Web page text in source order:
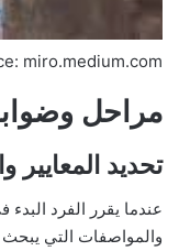
miro.medium.com
مراحل
تحديد المعايير
عندما يقرر الفرد البدء
والمواصفات التي